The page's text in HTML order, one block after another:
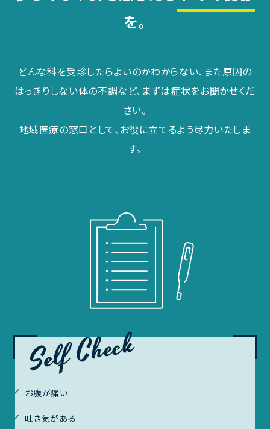
を。
どんな科を受診したらよいのかわからない、また原因の
はっきりしない体の不調など、まずは症状をお聞かせくだ
さい。
地域医療の窓口として、お役に立てるよう尽力いたしま
す。
Self Check
お腹が痛い
吐き気がある